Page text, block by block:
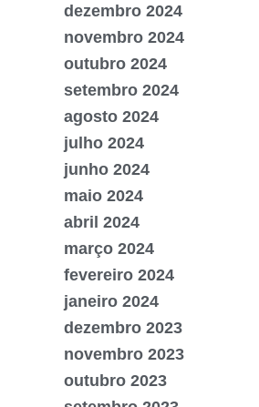
dezembro 2024
novembro 2024
outubro 2024
setembro 2024
agosto 2024
julho 2024
junho 2024
maio 2024
abril 2024
março 2024
fevereiro 2024
janeiro 2024
dezembro 2023
novembro 2023
outubro 2023